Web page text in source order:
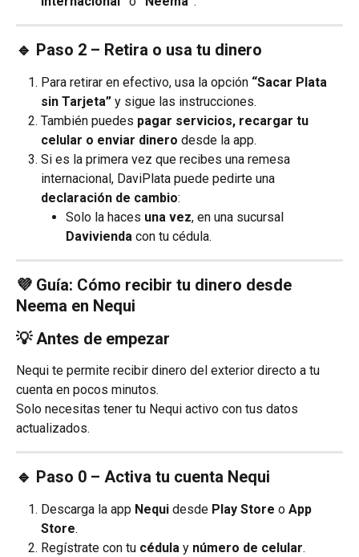
🔹 Paso 2 – Retira o usa tu dinero
Para retirar en efectivo, usa la opción “Sacar Plata
sin Tarjeta” y sigue las instrucciones.
También puedes pagar servicios, recargar tu
celular o enviar dinero desde la app.
Si es la primera vez que recibes una remesa
internacional, DaviPlata puede pedirte una
declaración de cambio:
Solo la haces una vez, en una sucursal
Davivienda con tu cédula.
💜 Guía: Cómo recibir tu dinero desde
Neema en Nequi
💡 Antes de empezar
Nequi te permite recibir dinero del exterior directo a tu
cuenta en pocos minutos.
Solo necesitas tener tu Nequi activo con tus datos
actualizados.
🔹 Paso 0 – Activa tu cuenta Nequi
Descarga la app Nequi desde Play Store o App
Store.
Regístrate con tu cédula y número de celular.